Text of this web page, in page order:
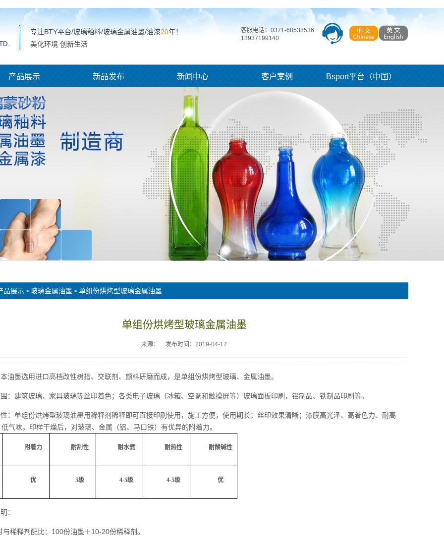
专注BTY平台/玻璃釉料/玻璃金属油墨/油漆20年！
美化环境 创新生活
客服电话：0371-68538536
13937199140
产品展示 新品发布 新闻中心 客户案例 Bsport平台（中国）
品展示 > 玻璃金属油墨 > 单组份烘烤型玻璃金属油墨
单组份烘烤型玻璃金属油墨
来源： 发布时间：2019-04-17
油墨选用进口高档改性树指、交联剂、颜料研磨而成，是单组份烘烤型玻璃、金属油墨。
：建筑玻璃、家具玻璃等丝印着色；各类电子玻璃（冰箱、空调和触摸屏等）玻璃面板印刷，铝制品、铁制品印刷等。
：单组份烘烤型玻璃油墨用稀释剂稀释即可直接印刷使用，施工方便，使用期长；丝印效果清晰；漆膜高光泽、高着色力、耐高
气味。印样干燥后，对玻璃、金属（铝、马口铁）有优异的附着力。
附着力 耐刮性 耐水煮 耐热性 耐酸碱性
优 5级 4-5级 4-5级 优
：
与稀释剂配比：100份油墨＋10-20份稀释剂。